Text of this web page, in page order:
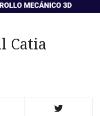
Catia